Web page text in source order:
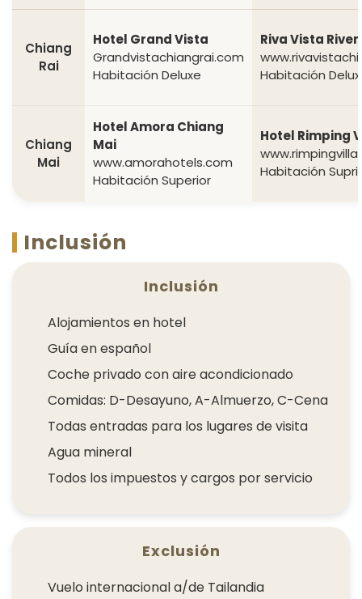
Chiang
Rai
Hotel Grand Vista
Grandvistachiangrai.com
Habitación Deluxe
Riva Vista
Habitación
Chiang
Mai
Hotel Amora Chiang
Mai
www.amorahotels.com
Habitación Superior
Hotel Rimping
Habitación
Inclusión
Inclusión
Alojamientos en hotel
Guía en español
Coche privado con aire acondicionado
Comidas: D-Desayuno, A-Almuerzo, C-Cena
Todas entradas para los lugares de visita
Agua mineral
Todos los impuestos y cargos por servicio
Exclusión
Vuelo internacional a/de Tailandia